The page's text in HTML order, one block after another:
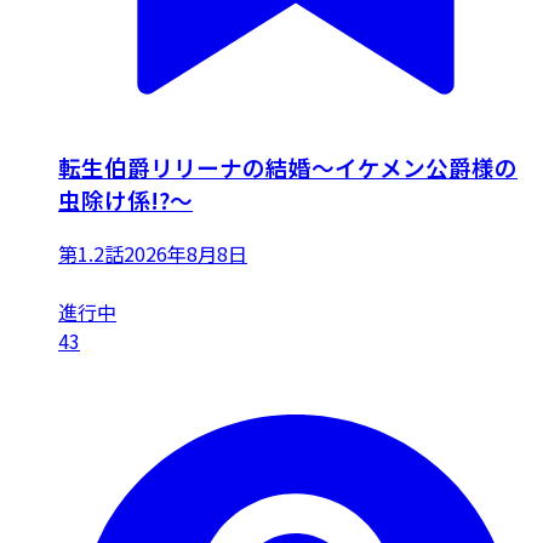
転生伯爵リリーナの結婚～イケメン公爵様の
虫除け係!?～
第1.2話2026年8月8日
進行中
43